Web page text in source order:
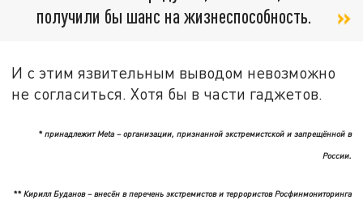
получили бы шанс на жизнеспособность.
И с этим язвительным выводом невозможно
не согласиться. Хотя бы в части гаджетов.
* принадлежитMeta– организации, признанной экстремистской и запрещённой в
России.
** Кирилл Буданов – внесён в перечень экстремистов и террористов Росфинмониторинга